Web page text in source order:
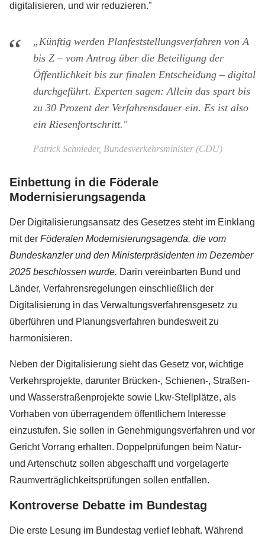
digitalisieren, und wir reduzieren."
„Künftig werden Planfeststellungsverfahren von A
bis Z – vom Antrag über die Beteiligung der
Öffentlichkeit bis zur finalen Entscheidung – digital
durchgeführt. Experten sagen: Allein das spart bis
zu 30 Prozent der Verfahrensdauer ein. Es ist also
ein Riesenfortschritt."
Patrick Schnieder, Bundesverkehrsminister (CDU)
Einbettung in die Föderale
Modernisierungsagenda
Der Digitalisierungsansatz des Gesetzes steht im Einklang
mit der Föderalen Modernisierungsagenda, die vom
Bundeskanzler und den Ministerpräsidenten im Dezember
2025 beschlossen wurde. Darin vereinbarten Bund und
Länder, Verfahrensregelungen einschließlich der
Digitalisierung in das Verwaltungsverfahrensgesetz zu
überführen und Planungsverfahren bundesweit zu
harmonisieren.
Neben der Digitalisierung sieht das Gesetz vor, wichtige
Verkehrsprojekte, darunter Brücken-, Schienen-, Straßen-
und Wasserstraßenprojekte sowie Lkw-Stellplätze, als
Vorhaben von überragendem öffentlichem Interesse
einzustufen. Sie sollen in Genehmigungsverfahren und vor
Gericht Vorrang erhalten. Doppelprüfungen beim Natur-
und Artenschutz sollen abgeschafft und vorgelagerte
Raumverträglichkeitsprüfungen sollen entfallen.
Kontroverse Debatte im Bundestag
Die erste Lesung im Bundestag verlief lebhaft. Während